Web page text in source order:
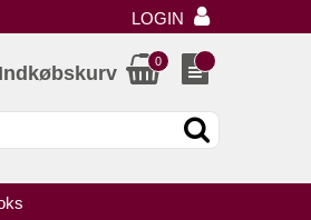
LOGIN
Indkøbskurv
0